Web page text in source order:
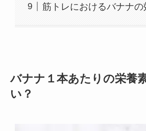
筋トレにおけるバナナの
バナナ１本あたりの栄養
い？